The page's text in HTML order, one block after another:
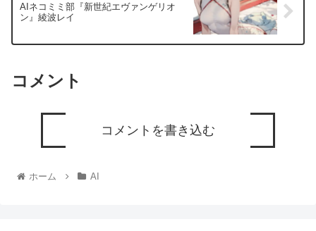
AIネコミミ部『新世紀エヴァンゲリオ
ン』綾波レイ
コメント
コメントを書き込む
ホーム AI